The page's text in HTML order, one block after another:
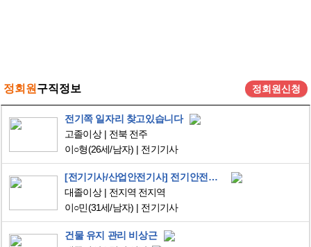
정회원 구직정보 정회원신청
전기쪽 일자리 찾고있습니다
고졸이상
전북 전주
이○형(26세/남자) 전기기사
[전기기사/산업안전기사] 전기안전관리 및 공장 공무 중고신입입니다
대졸이상
전지역 전지역
이○민(31세/남자) 전기기사
건물 유지 관리 비상근